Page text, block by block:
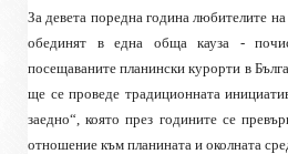
За девета поредна година любителите
обединят в една обща кауза -
посещаваните планински курорти в
ще се проведе традиционната
заедно“, която през годините се
отношение към планината и околната